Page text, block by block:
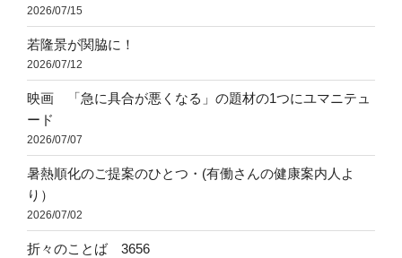
2026/07/15
若隆景が関脇に！
2026/07/12
映画 「急に具合が悪くなる」の題材の1つにユマニテュ
ード
2026/07/07
暑熱順化のご提案のひとつ・(有働さんの健康案内人よ
り）
2026/07/02
折々のことば 3656